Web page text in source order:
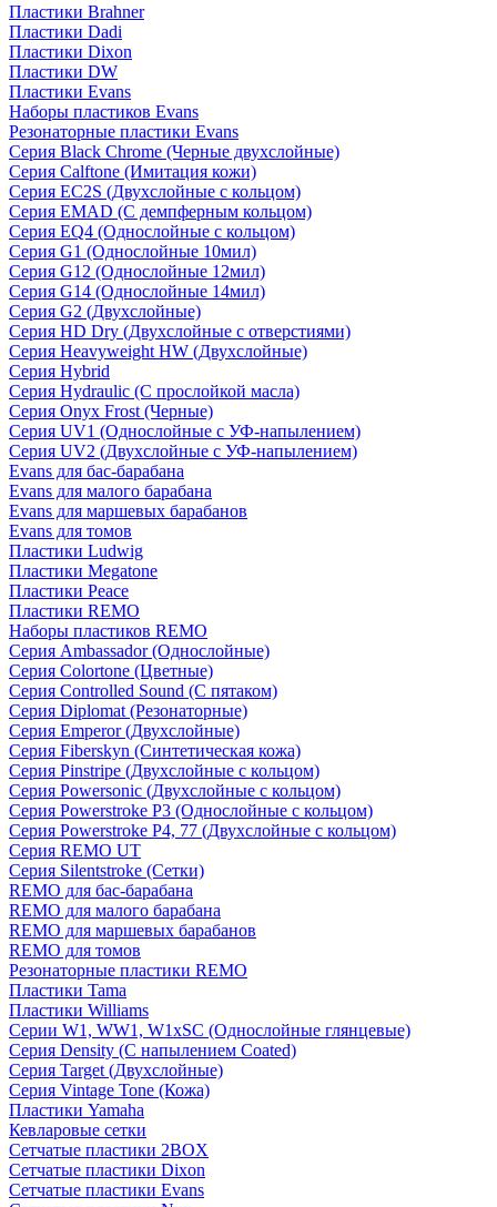
Пластики Brahner
Пластики Dadi
Пластики Dixon
Пластики DW
Пластики Evans
Наборы пластиков Evans
Резонаторные пластики Evans
Серия Black Chrome (Черные двухслойные)
Серия Calftone (Имитация кожи)
Серия EC2S (Двухслойные с кольцом)
Серия EMAD (С демпферным кольцом)
Серия EQ4 (Однослойные с кольцом)
Серия G1 (Однослойные 10мил)
Серия G12 (Однослойные 12мил)
Серия G14 (Однослойные 14мил)
Серия G2 (Двухслойные)
Серия HD Dry (Двухслойные с отверстиями)
Серия Heavyweight HW (Двухслойные)
Серия Hybrid
Серия Hydraulic (С прослойкой масла)
Серия Onyx Frost (Черные)
Серия UV1 (Однослойные с УФ-напылением)
Серия UV2 (Двухслойные с УФ-напылением)
Evans для бас-барабана
Evans для малого барабана
Evans для маршевых барабанов
Evans для томов
Пластики Ludwig
Пластики Megatone
Пластики Peace
Пластики REMO
Наборы пластиков REMO
Серия Ambassador (Однослойные)
Серия Colortone (Цветные)
Серия Controlled Sound (С пятаком)
Серия Diplomat (Резонаторные)
Серия Emperor (Двухслойные)
Серия Fiberskyn (Синтетическая кожа)
Серия Pinstripe (Двухслойные с кольцом)
Серия Powersonic (Двухслойные с кольцом)
Серия Powerstroke P3 (Однослойные с кольцом)
Серия Powerstroke P4, 77 (Двухслойные с кольцом)
Серия REMO UT
Серия Silentstroke (Сетки)
REMO для бас-барабана
REMO для малого барабана
REMO для маршевых барабанов
REMO для томов
Резонаторные пластики REMO
Пластики Tama
Пластики Williams
Серии W1, WW1, W1xSC (Однослойные глянцевые)
Серия Density (C напылением Coated)
Серия Target (Двухслойные)
Серия Vintage Tone (Кожа)
Пластики Yamaha
Кевларовые сетки
Сетчатые пластики 2BOX
Сетчатые пластики Dixon
Сетчатые пластики Evans